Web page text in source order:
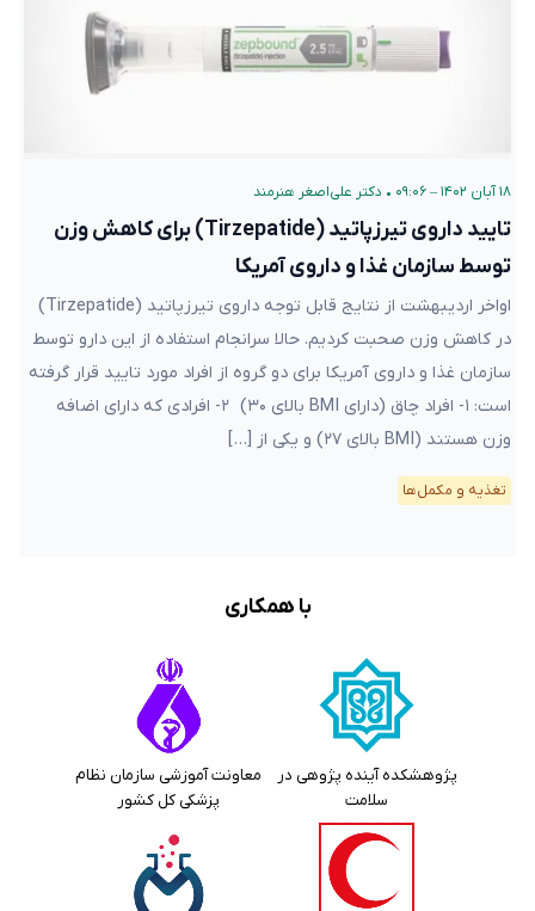
۱۸ آبان ۱۴۰۲ – ۰۹:۰۶ • دکتر علی‌اصغر هنرمند
تایید داروی تیرزپاتید (Tirzepatide) برای کاهش وزن
توسط سازمان غذا و داروی آمریکا
اواخر اردیبهشت از نتایج قابل توجه داروی تیرزپاتید (Tirzepatide)
در کاهش وزن صحبت کردیم. حالا سرانجام استفاده از این دارو توسط
سازمان غذا و داروی آمریکا برای دو گروه از افراد مورد تایید قرار گرفته
است: ۱- افراد چاق (دارای BMI بالای ۳۰) ۲- افرادی که دارای اضافه
وزن هستند (BMI بالای ۲۷) و یکی از […]
تغذیه و مکمل‌ها
با همکاری
پژوهشکده آینده پژوهی در
سلامت
معاونت آموزشی سازمان نظام
پزشکی کل کشور